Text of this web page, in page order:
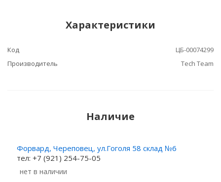
Характеристики
Код
ЦБ-00074299
Производитель
Tech Team
Наличие
Форвард, Череповец, ул.Гоголя 58 склад №6
тел: +7 (921) 254-75-05
Нет в наличии